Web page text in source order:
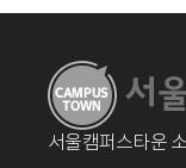
서울캠퍼스타운